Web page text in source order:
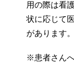
用の際は看
状に応じて
があります。
※患者さん